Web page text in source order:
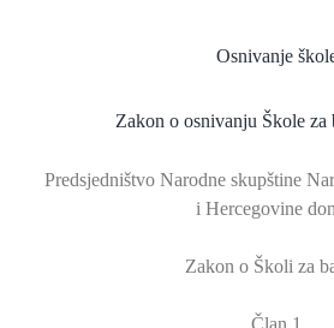
Osnivanje
Zakon o osnivanju Škole za
Predsjedništvo Narodne skupštine
i Hercegovine
Zakon o Školi za
Član 1